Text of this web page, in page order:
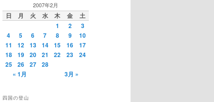
2007年2月
日 月 火 水 木 金
土
1
2
3
4
5 6 7 8 9
10
11
12 13 14 15 16
17
18
19 20 21 22 23
24
25
26 27
28
« 1月
3月 »
四国の登山